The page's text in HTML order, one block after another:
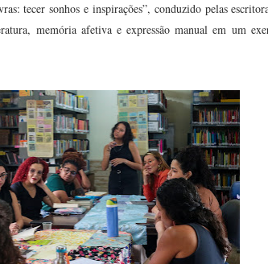
tecer sonhos e inspirações”, conduzido pelas
memória afetiva e expressão manual em um